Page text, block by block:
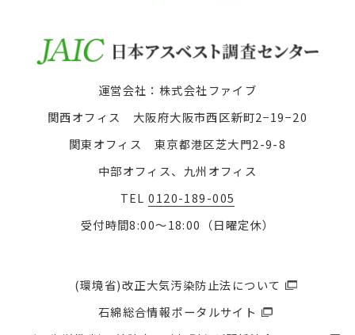
運営会社：株式会社ファイブ
関西オフィス 大阪府大阪市西区新町2−19−20
関東オフィス 東京都港区芝大門2-9-8
中部オフィス、九州オフィス
TEL0120-189-005
受付時間8:00〜18:00（日曜定休）
(環境省)改正大気汚染防止法について
石綿総合情報ポータルサイト